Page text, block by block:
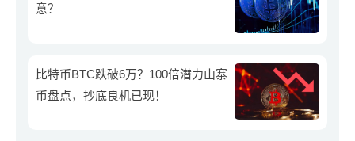
意？
比特币BTC跌破6万？100倍潜力山寨
币盘点，抄底良机已现！